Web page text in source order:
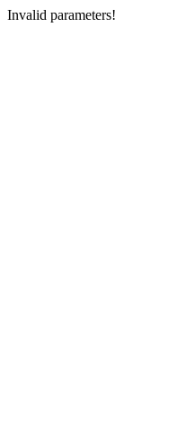
Invalid parameters!